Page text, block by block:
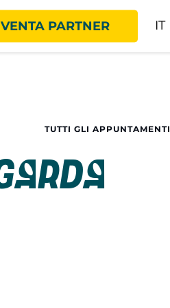
PARTNER IT
TUTTI GLI APPUNTAMENTI